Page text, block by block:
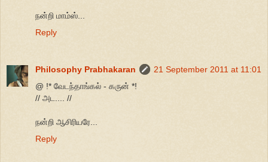
நன்றி மாம்ஸ்...
Reply
Philosophy Prabhakaran
21 September 2011 at 11:01
@ !* வேடந்தாங்கல் - கருன் *!
// அட.... //
நன்றி ஆசிரியரே...
Reply